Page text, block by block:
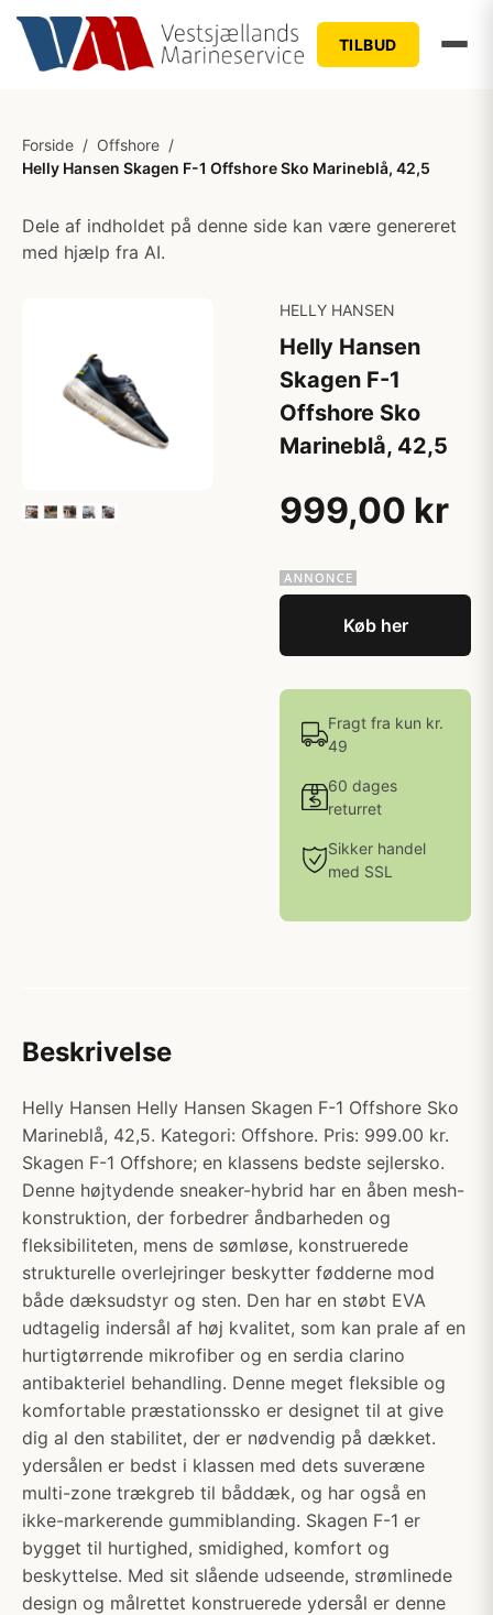
TILBUD
Forside / Offshore /
Helly Hansen Skagen F-1 Offshore Sko Marineblå, 42,5
Dele af indholdet på denne side kan være genereret
med hjælp fra AI.
HELLY HANSEN
Helly Hansen
Skagen F-1
Offshore Sko
Marineblå, 42,5
999,00 kr
Køb her
Fragt fra kun kr.
49
60 dages
returret
Sikker handel
med SSL
Beskrivelse
Helly Hansen Helly Hansen Skagen F-1 Offshore Sko
Marineblå, 42,5. Kategori: Offshore. Pris: 999.00 kr.
Skagen F-1 Offshore; en klassens bedste sejlersko.
Denne højtydende sneaker-hybrid har en åben mesh-
konstruktion, der forbedrer åndbarheden og
fleksibiliteten, mens de sømløse, konstruerede
strukturelle overlejringer beskytter fødderne mod
både dæksudstyr og sten. Den har en støbt EVA
udtagelig indersål af høj kvalitet, som kan prale af en
hurtigtørrende mikrofiber og en serdia clarino
antibakteriel behandling. Denne meget fleksible og
komfortable præstationssko er designet til at give
dig al den stabilitet, der er nødvendig på dækket.
ydersålen er bedst i klassen med dets suveræne
multi-zone trækgreb til båddæk, og har også en
ikke-markerende gummiblanding. Skagen F-1 er
bygget til hurtighed, smidighed, komfort og
beskyttelse. Med sit slående udseende, strømlinede
design og målrettet konstruerede ydersål er denne